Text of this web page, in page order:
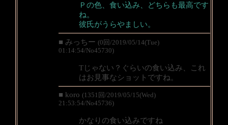
Ｐの色、食い込み、どちらも最高です
ね。
彼氏がうらやましい。
■ みっちー (0回/2019/05/14(Tue)
01:14:54/No45730)
Tじゃない？ぐらいの食い込み、これ
はお見事なショットですね。
■ koro (1351回/2019/05/15(Wed)
21:53:54/No45736)
かなりの食い込みですね